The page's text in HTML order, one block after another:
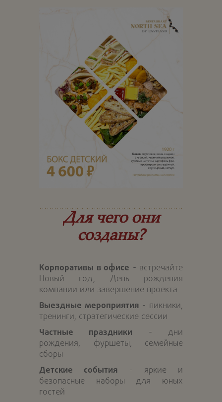
Для чего они
созданы?
Корпоративы в офисе - встречайте
Новый год, День рождения
компании или завершение проекта
Выездные мероприятия - пикники,
тренинги, стратегические сессии
Частные праздники - дни
рождения, фуршеты, семейные
сборы
Детские события - яркие и
безопасные наборы для юных
гостей